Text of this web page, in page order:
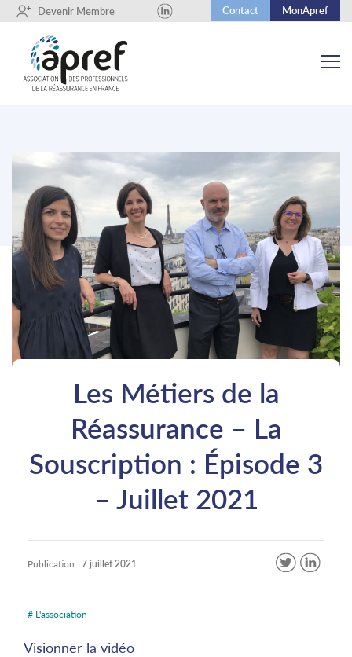
+ Devenir Membre Contact MonApref
Les Métiers de la
Réassurance – La
Souscription : Épisode 3
– Juillet 2021
Publication : 7 juillet 2021
# L'association
Visionner la vidéo